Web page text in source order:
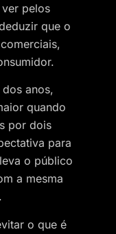
pelos
que o
anos,
quando
por dois
para
o público
a mesma
o que é